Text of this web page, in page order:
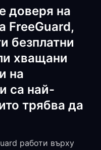
доверя на
FreeGuard,
безплатни
хващани
на
са най-
трябва да
работи върху